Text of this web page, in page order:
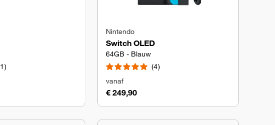
1
Nintendo
Switch OLED
64GB - Blauw
4
vanaf
€ 249,90